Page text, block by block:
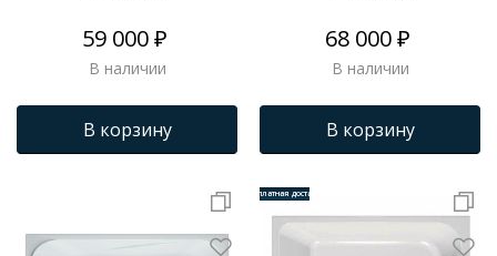
59 000 ₽
В наличии
В корзину
68 000 ₽
В наличии
В корзину
Бесплатная доставка